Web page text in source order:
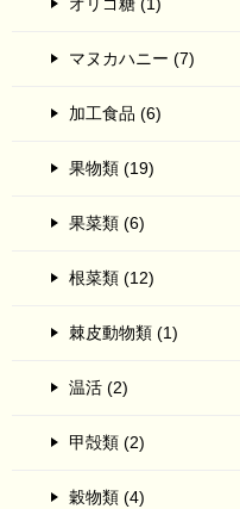
マヌカハニー (7)
加工食品 (6)
果物類 (19)
果菜類 (6)
根菜類 (12)
棘皮動物類 (1)
温活 (2)
甲殻類 (2)
穀物類 (4)